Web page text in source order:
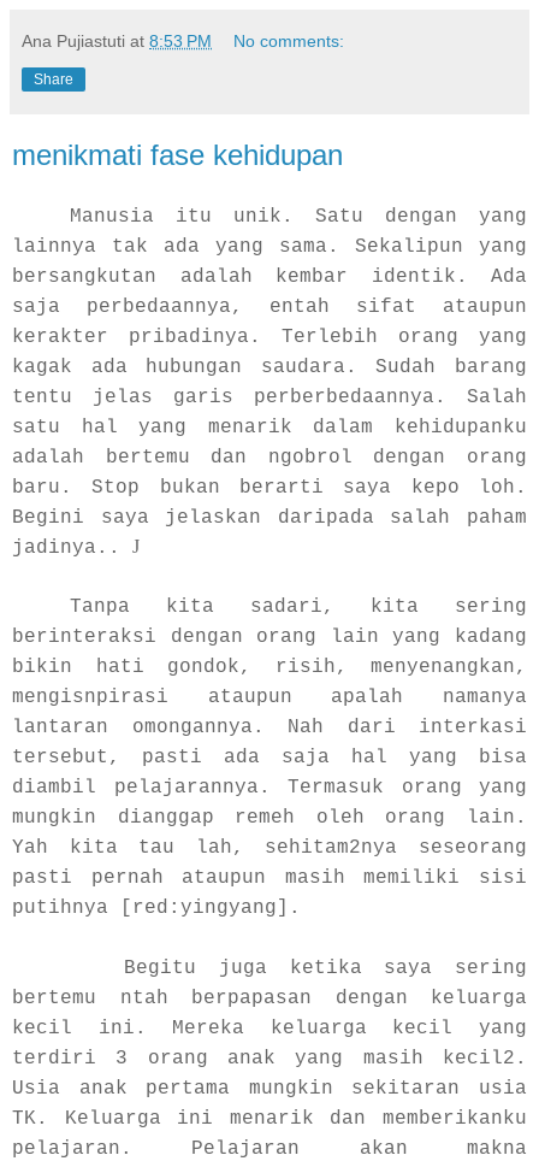
Ana Pujiastuti at 8:53 PM No comments:
Share
menikmati fase kehidupan
Manusia itu unik. Satu dengan yang
lainnya tak ada yang sama. Sekalipun yang
bersangkutan adalah kembar identik. Ada
saja perbedaannya, entah sifat ataupun
kerakter pribadinya. Terlebih orang yang
kagak ada hubungan saudara. Sudah barang
tentu jelas garis perberbedaannya. Salah
satu hal yang menarik dalam kehidupanku
adalah bertemu dan ngobrol dengan orang
baru. Stop bukan berarti saya kepo loh.
Begini saya jelaskan daripada salah paham
jadinya.. J
Tanpa kita sadari, kita sering
berinteraksi dengan orang lain yang kadang
bikin hati gondok, risih, menyenangkan,
mengisnpirasi ataupun apalah namanya
lantaran omongannya. Nah dari interkasi
tersebut, pasti ada saja hal yang bisa
diambil pelajarannya. Termasuk orang yang
mungkin dianggap remeh oleh orang lain.
Yah kita tau lah, sehitam2nya seseorang
pasti pernah ataupun masih memiliki sisi
putihnya [red:yingyang].
Begitu juga ketika saya sering
bertemu ntah berpapasan dengan keluarga
kecil ini. Mereka keluarga kecil yang
terdiri 3 orang anak yang masih kecil2.
Usia anak pertama mungkin sekitaran usia
TK. Keluarga ini menarik dan memberikanku
pelajaran. Pelajaran akan makna